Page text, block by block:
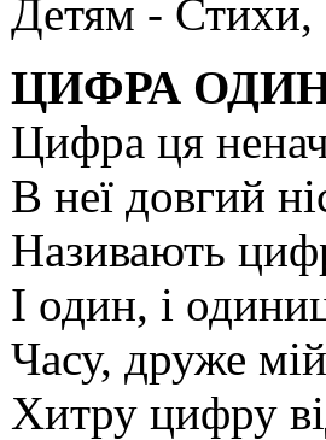
Детям - Стихи,
ЦИФРА
Цифра ця
В неї довгий
Називають
І один, і
Часу, друже
Хитру цифру